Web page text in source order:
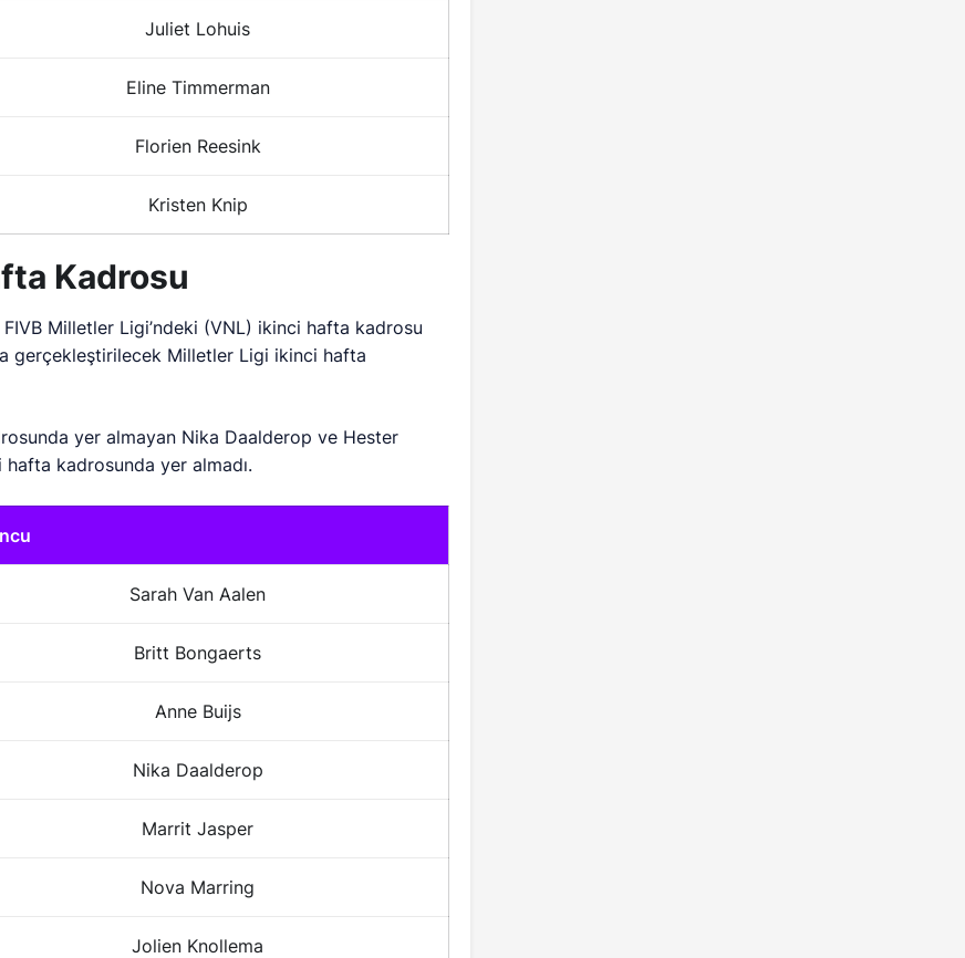
Juliet Lohuis
Eline Timmerman
Florien Reesink
Kristen Knip
Kadrosu
FIVB Milletler Ligi’ndeki (VNL) ikinci hafta kadrosu
gerçekleştirilecek Milletler Ligi ikinci hafta
yer almayan Nika Daalderop ve Hester
kadrosunda yer almadı.
Sarah Van Aalen
Britt Bongaerts
Anne Buijs
Nika Daalderop
Marrit Jasper
Nova Marring
Jolien Knollema